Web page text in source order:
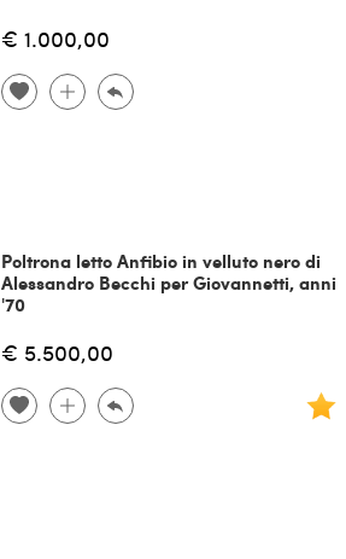
€ 1.000,00
Poltrona letto Anfibio in velluto nero di
Alessandro Becchi per Giovannetti, anni
'70
€ 5.500,00